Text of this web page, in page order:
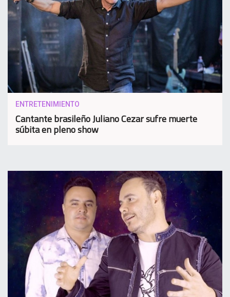
ENTRETENIMIENTO
Cantante brasileño Juliano Cezar sufre muerte
súbita en pleno show